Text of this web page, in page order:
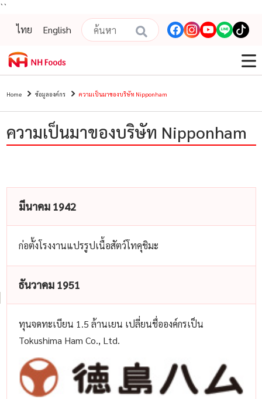
``
ไทย
English
Home ข้อมูลองค์กร ความเป็นมาของบริษัท Nipponham
ความเป็นมาของบริษัท Nipponham
มีนาคม 1942
ก่อตั้งโรงงานแปรรูปเนื้อสัตว์โทคุชิมะ
ธันวาคม 1951
ทุนจดทะเบียน 1.5 ล้านเยน เปลี่ยนชื่อองค์กรเป็น
Tokushima Ham Co., Ltd.